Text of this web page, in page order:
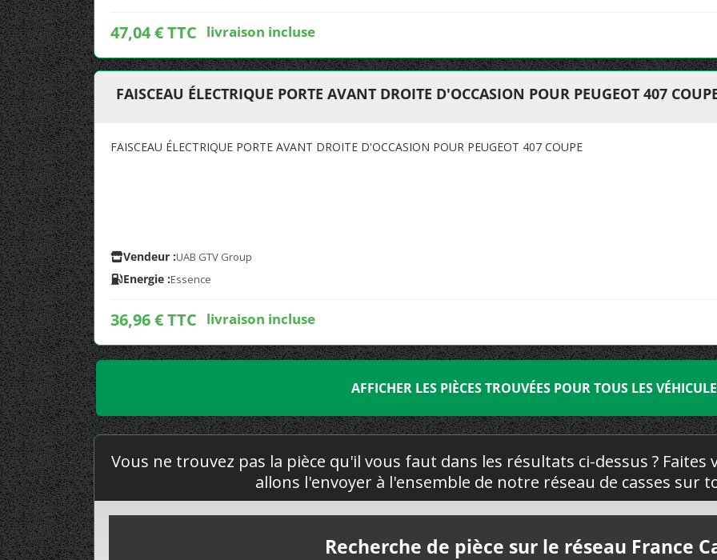
47,04 € TTC livraison incluse
FAISCEAU ÉLECTRIQUE PORTE AVANT DROITE D'OCCASION POUR PEUGEOT 407
FAISCEAU ÉLECTRIQUE PORTE AVANT DROITE D'OCCASION POUR PEUGEOT 407 COUPE
Vendeur :UAB GTV Group
Energie :Essence
36,96 € TTC livraison incluse
AFFICHER LES PIÈCES TROUVÉES POUR TOUS LES
Vous ne trouvez pas la pièce qu'il vous faut dans les résultats ci-dessus ? Faites
allons l'envoyer à l'ensemble de notre réseau de casses sur
Recherche de pièce sur le réseau France